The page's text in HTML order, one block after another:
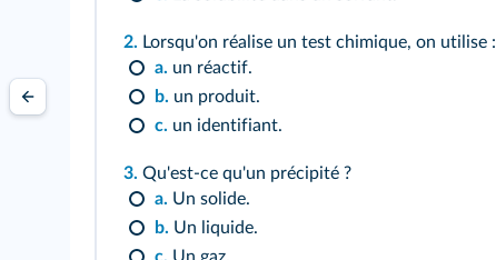
2. Lorsqu'on réalise un test chimique, on utilise :
a. un réactif.
b. un produit.
c. un identifiant.
3. Qu'est-ce qu'un précipité ?
a. Un solide.
b. Un liquide.